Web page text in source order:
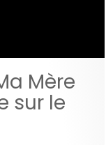
Mère
sur le